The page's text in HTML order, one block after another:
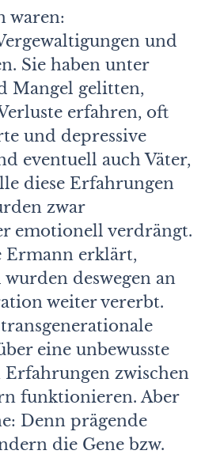
waren:
und
Sie haben unter
Mangel gelitten,
erfahren, oft
und depressive
eventuell auch Väter,
diese Erfahrungen
zwar
emotionell verdrängt.
Ermann erklärt,
deswegen an
weiter vererbt.
eine unbewusste
zwischen
funktionieren. Aber
Denn prägende
die Gene bzw.